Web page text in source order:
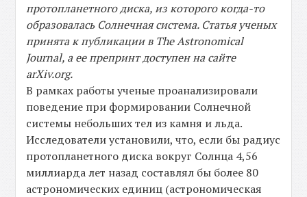
протопланетного диска, из которого когда-то
образовалась Солнечная система. Статья ученых
принята к публикации в The Astronomical
Journal, а ее препринт доступен на сайте
arXiv.org.
В рамках работы ученые проанализировали
поведение при формировании Солнечной
системы небольших тел из камня и льда.
Исследователи установили, что, если бы радиус
протопланетного диска вокруг Солнца 4,56
миллиарда лет назад составлял бы более 80
астрономических единиц (астрономическая